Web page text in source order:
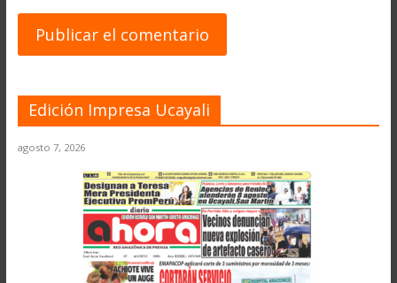
Edición Impresa Ucayali
agosto 7, 2026